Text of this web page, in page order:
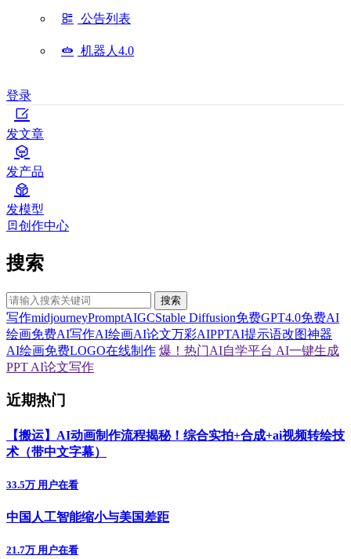
公告列表
机器人4.0
登录
发文章
发产品
发模型
创作中心
搜索
搜索
写作midjourneyPromptAIGCStable Diffusion免费GPT4.0免费AI
绘画免费AI写作AI绘画AI论文万彩AIPPTAI提示语改图神器
AI绘画免费LOGO在线制作 爆！热门AI自学平台 AI一键生成
PPT AI论文写作
近期热门
【搬运】AI动画制作流程揭秘！综合实拍+合成+ai视频转绘技
术（带中文字幕）
33.5万 用户在看
中国人工智能缩小与美国差距
21.7万 用户在看